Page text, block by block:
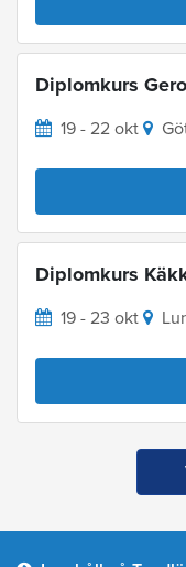
Diplomkurs
19 - 22 okt
Diplomkurs
19 - 23 okt